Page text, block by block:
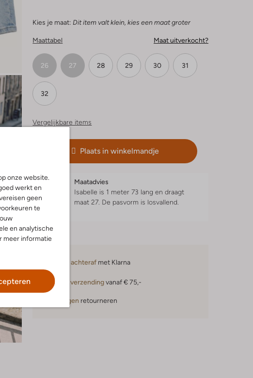
onze website.
werkt en
geen
te
en analytische
meer informatie
Kies je maat: Dit item valt klein, kies een maat groter
Maattabel Maat uitverkocht?
26 27 28 29 30 31
32
Vergelijkbare items
Plaats in winkelmandje
Maatadvies
Isabelle is 1 meter 73 lang en draagt
maat 27. De pasvorm is losvallend.
Betaal achteraf met Klarna
Gratis verzendingvanaf € 75,-
30 dagen retourneren